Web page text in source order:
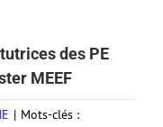
des PE
MEEF
| Mots-clés :